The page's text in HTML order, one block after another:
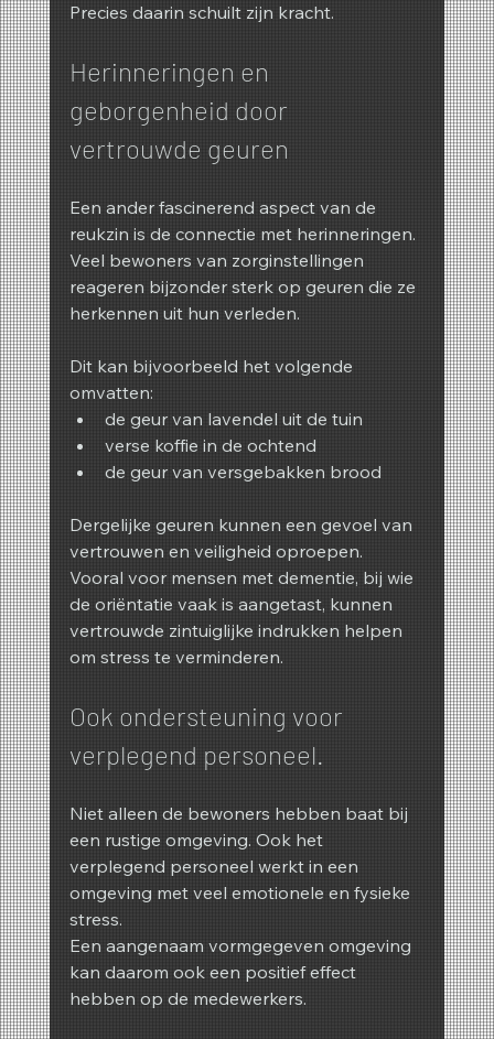
Precies daarin schuilt zijn kracht.
Herinneringen en
geborgenheid door
vertrouwde geuren
Een ander fascinerend aspect van de
reukzin is de connectie met herinneringen.
Veel bewoners van zorginstellingen
reageren bijzonder sterk op geuren die ze
herkennen uit hun verleden.
Dit kan bijvoorbeeld het volgende
omvatten:
de geur van lavendel uit de tuin
verse koffie in de ochtend
de geur van versgebakken brood
Dergelijke geuren kunnen een gevoel van
vertrouwen en veiligheid oproepen.
Vooral voor mensen met dementie, bij wie
de oriëntatie vaak is aangetast, kunnen
vertrouwde zintuiglijke indrukken helpen
om stress te verminderen.
Ook ondersteuning voor
verplegend personeel.
Niet alleen de bewoners hebben baat bij
een rustige omgeving. Ook het
verplegend personeel werkt in een
omgeving met veel emotionele en fysieke
stress.
Een aangenaam vormgegeven omgeving
kan daarom ook een positief effect
hebben op de medewerkers.